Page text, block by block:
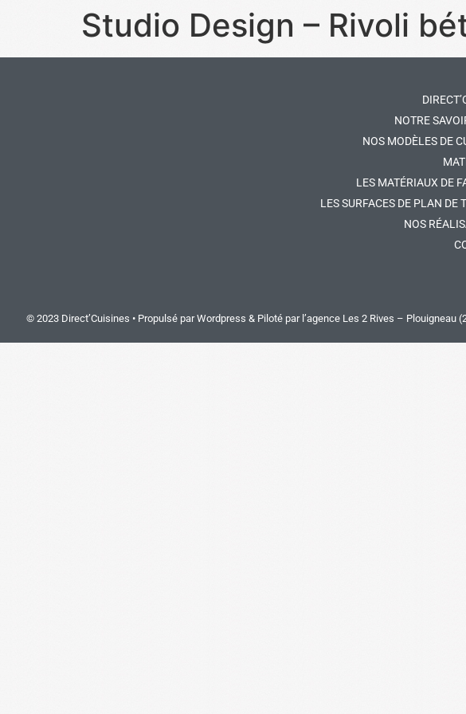
Studio Design – Rivoli
NOTRE
NOS MODÈLES DE
LES MATÉRIAUX DE
LES SURFACES DE PLAN DE
NOS
© 2023 Direct’Cuisines • Propulsé par Wordpress & Piloté par l’agence Les 2 Rives – Plouigneau